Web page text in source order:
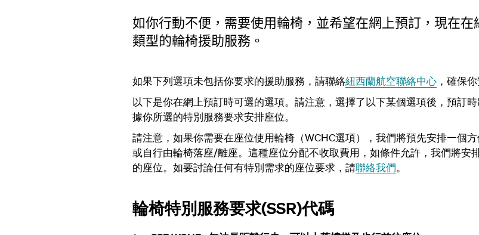
如你行動不便，需要使用輪椅，並希望在網上預訂，現在
類型的輪椅援助服務。
如果下列選項未包括你要求的援助服務，請聯絡紐西蘭航空聯絡中心 ，確保
以下是你在網上預訂時可選的選項。請注意，選擇了以下某個選項後，預訂
據你所選的特別服務要求安排座位。
請注意，如果你需要在座位使用輪椅（WCHC選項），我們將預先安排一個
或自行由輪椅落座/離座。這種座位分配不收取費用，如條件允許，我們將安
的座位。如要討論任何有特別需求的座位要求，請聯絡我們。
輪椅特別服務要求(SSR)代碼